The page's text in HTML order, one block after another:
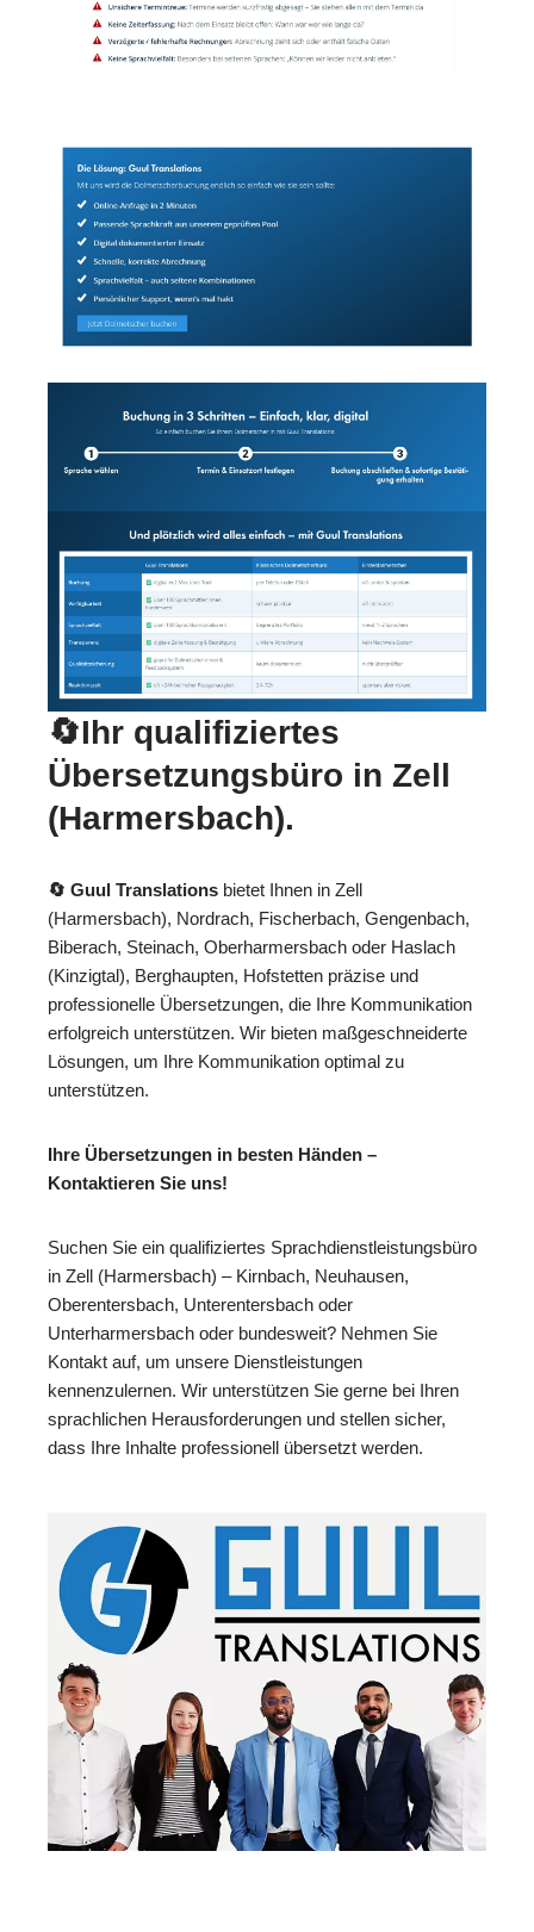
🔄Ihr qualifiziertes
Übersetzungsbüro in Zell
(Harmersbach).
🔄 Guul Translations bietet Ihnen in Zell
(Harmersbach), Nordrach, Fischerbach, Gengenbach,
Biberach, Steinach, Oberharmersbach oder Haslach
(Kinzigtal), Berghaupten, Hofstetten präzise und
professionelle Übersetzungen, die Ihre Kommunikation
erfolgreich unterstützen. Wir bieten maßgeschneiderte
Lösungen, um Ihre Kommunikation optimal zu
unterstützen.
Ihre Übersetzungen in besten Händen –
Kontaktieren Sie uns!
Suchen Sie ein qualifiziertes Sprachdienstleistungsbüro
in Zell (Harmersbach) – Kirnbach, Neuhausen,
Oberentersbach, Unterentersbach oder
Unterharmersbach oder bundesweit? Nehmen Sie
Kontakt auf, um unsere Dienstleistungen
kennenzulernen. Wir unterstützen Sie gerne bei Ihren
sprachlichen Herausforderungen und stellen sicher,
dass Ihre Inhalte professionell übersetzt werden.